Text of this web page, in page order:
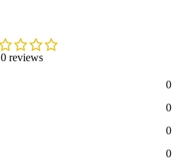
0 reviews
0
0
0
0